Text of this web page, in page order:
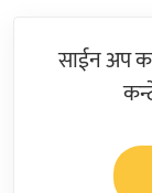
साईन अप